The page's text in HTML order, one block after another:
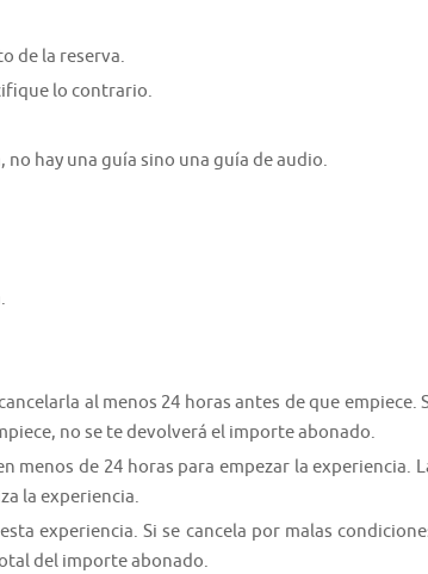
de la reserva.
lo contrario.
hay una guía sino una guía de audio.
al menos 24 horas antes de que empiece.
no se te devolverá el importe abonado.
menos de 24 horas para empezar la experiencia.
la experiencia.
experiencia. Si se cancela por malas
del importe abonado.